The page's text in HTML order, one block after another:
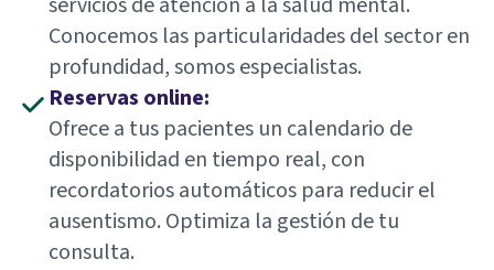
Conocemos las particularidades del sector en
profundidad, somos especialistas.
Reservas online:
Ofrece a tus pacientes un calendario de
disponibilidad en tiempo real, con
recordatorios automáticos para reducir el
ausentismo. Optimiza la gestión de tu
consulta.